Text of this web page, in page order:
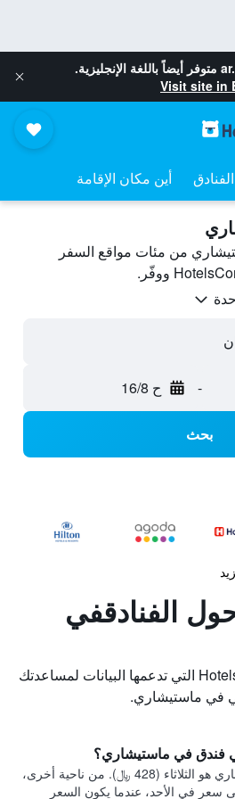
متوفر أيضاً باللغة الإنجليزية.
Visit site in
أين مكان الإقامة
من مئات مواقع السفر
- ح 16/8
بحث
الفنادقفي
استخدم نصائح HotelsCombined التي تدعمها البيانات لمساعدتك
في ماستيشاري.
فندق في ماستيشاري؟
أرخص يوم للإقامة في ماستيشاري هو الثلاثاء (428 ﷼). من ناحية أخرى،
سعر في الأحد، عندما يكون السعر